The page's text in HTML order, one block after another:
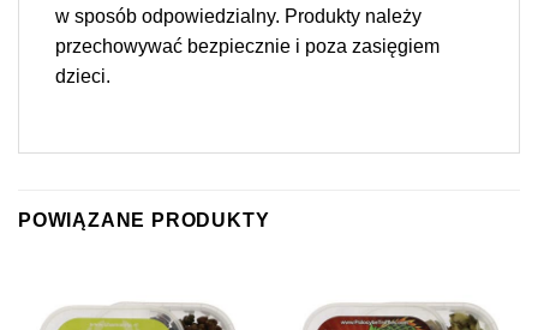
w sposób odpowiedzialny. Produkty należy
przechowywać bezpiecznie i poza zasięgiem
dzieci.
POWIĄZANE PRODUKTY